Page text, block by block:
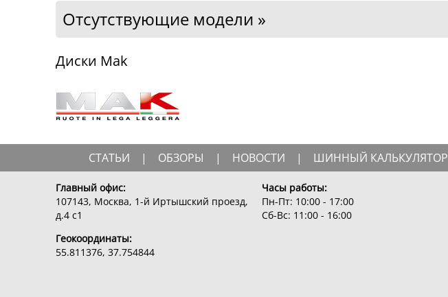
Отсутствующие модели »
Диски Mak
СТАТЬИ | ОБЗОРЫ | НОВОСТИ | ШИННЫЙ КАЛЬКУЛЯТОР
Главный офис:
107143, Москва, 1-й Иртышский проезд,
д.4 с1
Геокоординаты:
55.811376, 37.754844
Часы работы:
Пн-Пт: 10:00 - 17:00
Сб-Вс: 11:00 - 16:00